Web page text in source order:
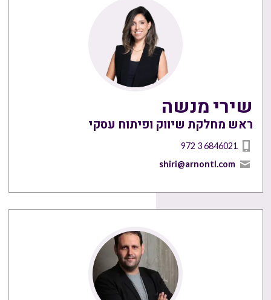
שירי מנשה
ראש מחלקת שיווק ופיתוח עסקי
972 3 6846021
shiri@arnontl.com